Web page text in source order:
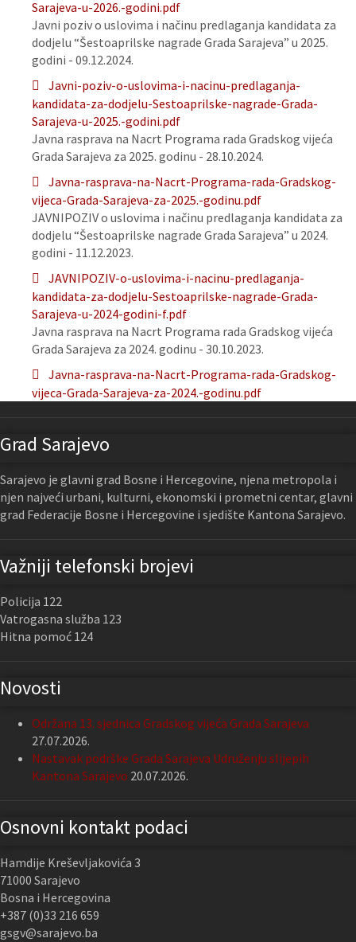
Sarajeva-u-2026.-godini.pdf
Javni poziv o uslovima i načinu predlaganja kandidata za
dodjelu “Šestoaprilske nagrade Grada Sarajeva” u 2025.
godini - 09.12.2024.
Javni-poziv-o-uslovima-i-nacinu-predlaganja-
kandidata-za-dodjelu-Sestoaprilske-nagrade-Grada-
Sarajeva-u-2025.-godini.pdf
Javna rasprava na Nacrt Programa rada Gradskog vijeća
Grada Sarajeva za 2025. godinu - 28.10.2024.
Javna-rasprava-na-Nacrt-Programa-rada-Gradskog-
vijeca-Grada-Sarajeva-za-2025.-godinu.pdf
JAVNIPOZIV o uslovima i načinu predlaganja kandidata za
dodjelu “Šestoaprilske nagrade Grada Sarajeva” u 2024.
godini - 11.12.2023.
JAVNIPOZIV-o-uslovima-i-nacinu-predlaganja-
kandidata-za-dodjelu-Sestoaprilske-nagrade-Grada-
Sarajeva-u-2024-godini-f.pdf
Javna rasprava na Nacrt Programa rada Gradskog vijeća
Grada Sarajeva za 2024. godinu - 30.10.2023.
Javna-rasprava-na-Nacrt-Programa-rada-Gradskog-
vijeca-Grada-Sarajeva-za-2024.-godinu.pdf
Grad Sarajevo
Sarajevo je glavni grad Bosne i Hercegovine, njena metropola i
njen najveći urbani, kulturni, ekonomski i prometni centar, glavni
grad Federacije Bosne i Hercegovine i sjedište Kantona Sarajevo.
Važniji telefonski brojevi
Policija 122
Vatrogasna služba 123
Hitna pomoć 124
Novosti
Održana 13. sjednica Gradskog vijeća Grada Sarajeva
27.07.2026.
Nastavak podrške Grada Sarajeva Udruženju slijepih
Kantona Sarajevo 20.07.2026.
Osnovni kontakt podaci
Hamdije Kreševljakovića 3
71000 Sarajevo
Bosna i Hercegovina
+387 (0)33 216 659
gsgv@sarajevo.ba